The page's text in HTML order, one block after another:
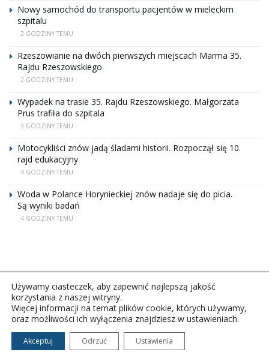
Nowy samochód do transportu pacjentów w mieleckim
szpitalu
2 GODZINY TEMU
Rzeszowianie na dwóch pierwszych miejscach Marma 35.
Rajdu Rzeszowskiego
2 GODZINY TEMU
Wypadek na trasie 35. Rajdu Rzeszowskiego. Małgorzata
Prus trafiła do szpitala
3 GODZINY TEMU
Motocykliści znów jadą śladami historii. Rozpoczął się 10.
rajd edukacyjny
4 GODZINY TEMU
Woda w Polance Horynieckiej znów nadaje się do picia.
Są wyniki badań
4 GODZINY TEMU
Copyright © 2026Polskie Radio Rzeszów S.A. w likwidacj.
Wszelkie prawa zastrzeżone.
Używamy ciasteczek, aby zapewnić najlepszą jakość
korzystania z naszej witryny.
Więcej informacji na temat plików cookie, których używamy,
oraz możliwości ich wyłączenia znajdziesz w ustawieniach.
Akceptuj Odrzuć Ustawienia